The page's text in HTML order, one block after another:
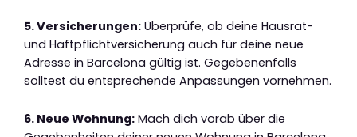
5. Versicherungen: Überprüfe, ob deine Hausrat-
und Haftpflichtversicherung auch für deine neue
Adresse in Barcelona gültig ist. Gegebenenfalls
solltest du entsprechende Anpassungen vornehmen.
6. Neue Wohnung: Mach dich vorab über die